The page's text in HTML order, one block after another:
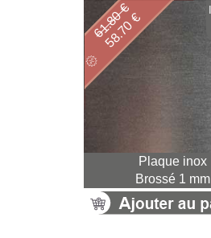
Plaque inox
Brossé 1 mm
58.70 €
61.80 €